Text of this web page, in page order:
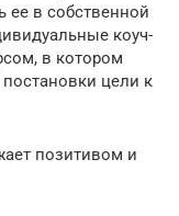
ее в собственной
коуч-
в котором
цели к
позитивом и